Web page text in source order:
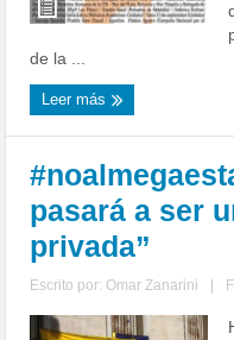
de la ...
Leer más
pasará a ser
privada”
Escrito por:Omar Zanarini